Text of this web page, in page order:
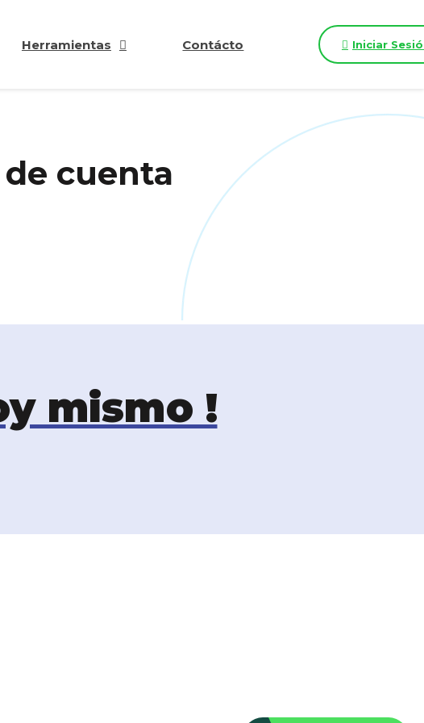
Herramientas Contácto Iniciar
cuenta
mismo !